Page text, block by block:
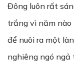
Đông luôn rất
trắng vì năm nào
để nuôi ra một
nghiêng ngó